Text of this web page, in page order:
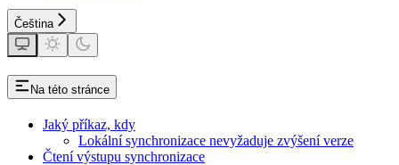
Čeština
Na této stránce
Jaký příkaz, kdy
Lokální synchronizace nevyžaduje zvýšení verze
Čtení výstupu synchronizace